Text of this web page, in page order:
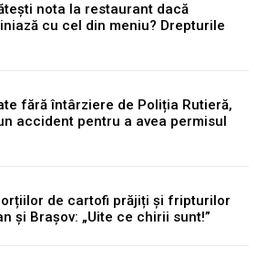
nota la restaurant dacă
cu cel din meniu? Drepturile
fără întârziere de Poliția Rutieră,
accident pentru a avea permisul
de cartofi prăjiți și fripturilor
și Brașov: „Uite ce chirii sunt!”